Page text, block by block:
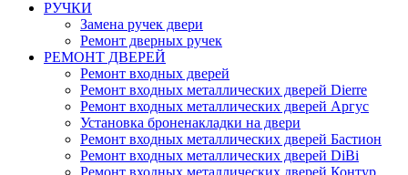
РУЧКИ
Замена ручек двери
Ремонт дверных ручек
РЕМОНТ ДВЕРЕЙ
Ремонт входных дверей
Ремонт входных металлических дверей Dierre
Ремонт входных металлических дверей Аргус
Установка броненакладки на двери
Ремонт входных металлических дверей Бастион
Ремонт входных металлических дверей DiBi
Ремонт входных металлических дверей Контур